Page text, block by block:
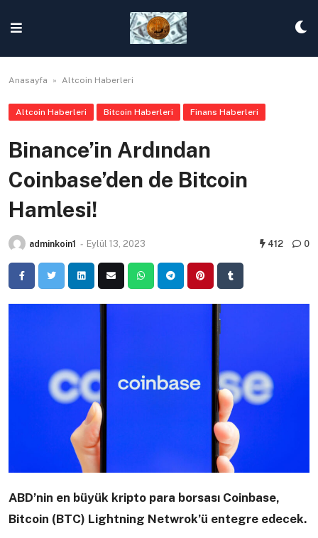
content
Anasayfa » Altcoin Haberleri
Altcoin Haberleri Bitcoin Haberleri Finans Haberleri
Binance’in Ardından
Coinbase’den de Bitcoin
Hamlesi!
adminkoin1 - Eylül 13, 2023 412 0
ABD’nin en büyük kripto para borsası Coinbase,
Bitcoin (BTC) Lightning Netwrok’ü entegre edecek.